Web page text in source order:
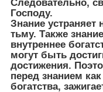
Следовательно,
Господу.
Знание устраняет
тьму. Также
внутреннее
могут быть
достижения.
перед знанием
богатства,